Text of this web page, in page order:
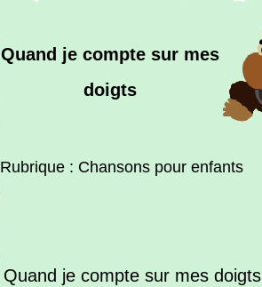
Quand je compte sur mes
doigts
Rubrique : Chansons pour enfants
Quand je compte sur mes doigts